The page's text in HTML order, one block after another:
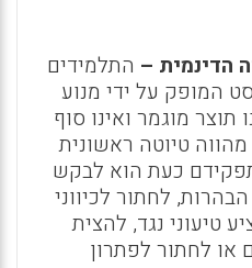
הדינמית – התלמידים
המופק על ידי מנוע
תוצר מוגמר ואינו סוף
טיוטה ראשונית
כעת הוא לבקש
לחתור לכיווני
טיעוני נגד, להצית
או לחתור לפתרון